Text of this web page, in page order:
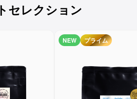
セレクション
NEW プライム